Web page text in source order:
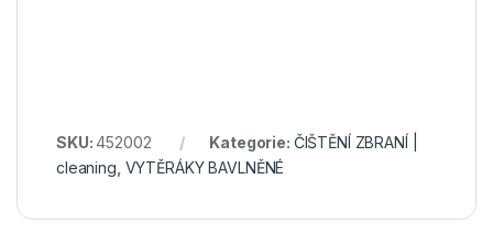
SKU:452002 Kategorie: ČIŠTĚNÍ ZBRANÍ |
cleaning VYTĚRÁKY BAVLNĚNÉ